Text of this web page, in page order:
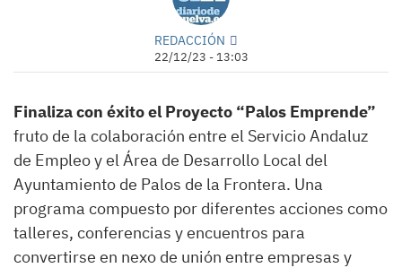
REDACCIÓN
22/12/23 - 13:03
Finaliza con éxito el Proyecto “Palos Emprende”
fruto de la colaboración entre el Servicio Andaluz
de Empleo y el Área de Desarrollo Local del
Ayuntamiento de Palos de la Frontera. Una
programa compuesto por diferentes acciones como
talleres, conferencias y encuentros para
convertirse en nexo de unión entre empresas y